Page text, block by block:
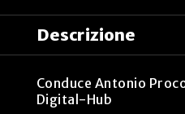
Descrizione
Conduce Antonio
Digital-Hub